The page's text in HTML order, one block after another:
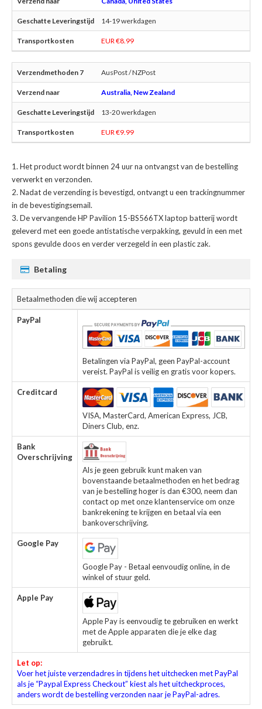
14-19 werkdagen
EUR €8.99
AusPost / NZPost
Australia, New Zealand
13-20 werkdagen
EUR €9.99
Het product wordt binnen 24 uur na ontvangst van de bestelling
verwerkt en verzonden.
Nadat de verzending is bevestigd, ontvangt u een trackingnummer
in de bevestigingsemail.
Devervangende HP Pavilion 15-BS566TX laptop batterijwordt
geleverd met een goede antistatische verpakking, gevuld in een met
spons gevulde doos en verder verzegeld in een plastic zak.
Betaling
Betaalmethoden die wij accepteren
PayPal
Betalingen via PayPal, geen PayPal-account
vereist. PayPal is veilig en gratis voor kopers.
Creditcard
VISA, MasterCard, American Express, JCB,
Diners Club, enz.
Bank
Overschrijving
Als je geen gebruik kunt maken van
bovenstaande betaalmethoden en het bedrag
van je bestelling hoger is dan €300, neem dan
contact op met onze klantenservice om onze
bankrekening te krijgen en betaal via een
bankoverschrijving.
Google Pay
Google Pay - Betaal eenvoudig online, in de
winkel of stuur geld.
Apple Pay
Apple Pay is eenvoudig te gebruiken en werkt
met de Apple apparaten die je elke dag
gebruikt.
Let op:
Voer het juiste verzendadres in tijdens het uitchecken met PayPal
als je “Paypal Express Checkout” kiest als het uitcheckproces,
anders wordt de bestelling verzonden naar je PayPal-adres.